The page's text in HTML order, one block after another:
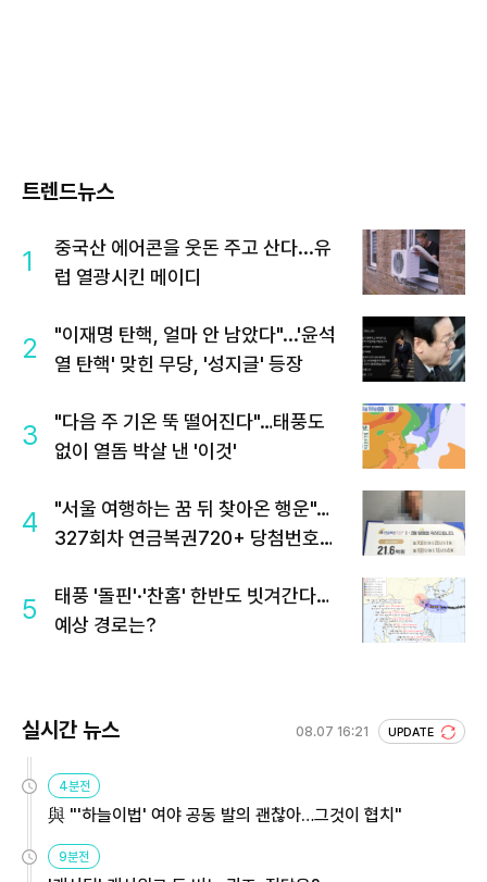
트렌드뉴스
1
중국산 에어콘을 웃돈 주고 산다...유
럽 열광시킨 메이디
2
"이재명 탄핵, 얼마 안 남았다"...'윤석
열 탄핵' 맞힌 무당, '성지글' 등장
3
"다음 주 기온 뚝 떨어진다"…태풍도
없이 열돔 박살 낸 '이것'
4
"서울 여행하는 꿈 뒤 찾아온 행운"…
327회차 연금복권720+ 당첨번호조
5
태풍 '돌핀'·'찬홈' 한반도 빗겨간다…
예상 경로는?
실시간 뉴스 08.07 16:21 UPDATE
4분전
與 "'하늘이법' 여야 공동 발의 괜찮아…그것이 협치"
9분전